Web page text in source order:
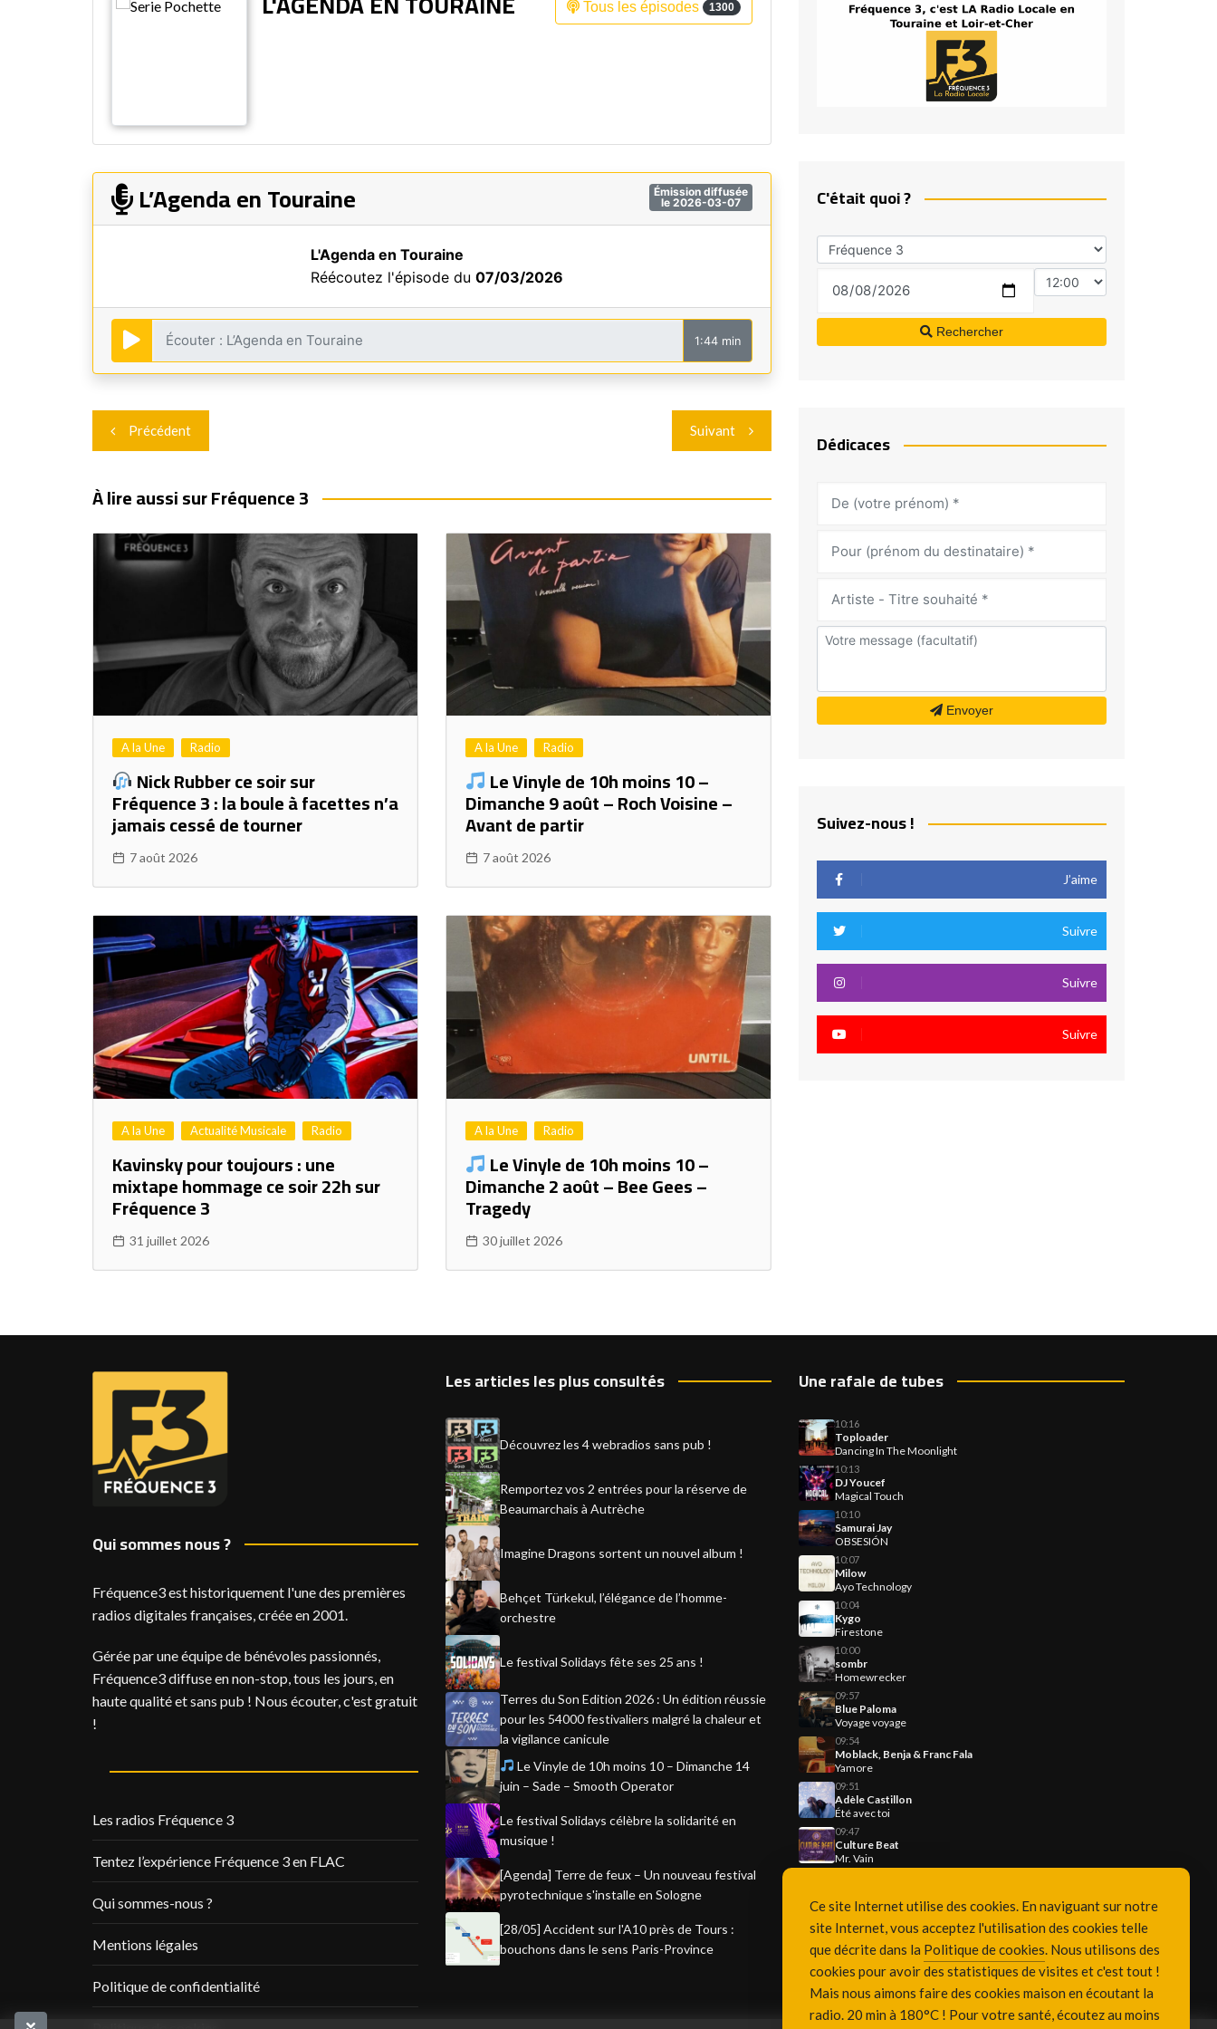
Fréquence 3 Urban
Tous les épisodes 1300
Émission diffusée
le 2026-03-07
L’Agenda en Touraine
L'Agenda en Touraine
Réécoutez l'épisode du 07/03/2026
1:44 min
Navigation
de
l’article
Précédent Suivant
À lire aussi sur Fréquence 3
A la Une Radio
Nick Rubber ce soir sur
Fréquence 3 : la boule à facettes n’a
jamais cessé de tourner
7 août 2026
A la Une Radio
Le Vinyle de 10h moins 10 –
Dimanche 9 août – Roch Voisine –
Avant de partir
7 août 2026
A la Une Actualité Musicale Radio
Kavinsky pour toujours : une
mixtape hommage ce soir 22h sur
Fréquence 3
31 juillet 2026
A la Une Radio
Le Vinyle de 10h moins 10 –
Dimanche 2 août – Bee Gees –
Tragedy
30 juillet 2026
C'était quoi ?
Rechercher
Dédicaces
Envoyer
Suivez-nous !
J’aime
Suivre
Suivre
Suivre
Qui sommes nous ?
Fréquence3 est historiquement l'une des premières
radios digitales françaises, créée en 2001.
Gérée par une équipe de bénévoles passionnés,
Fréquence3 diffuse en non-stop, tous les jours, en
haute qualité et sans pub ! Nous écouter, c'est gratuit
!
Les radios Fréquence 3
Tentez l’expérience Fréquence 3 en FLAC
Qui sommes-nous ?
Mentions légales
Politique de confidentialité
Les articles les plus consultés
Découvrez les 4 webradios sans pub !
Remportez vos 2 entrées pour la réserve de
Beaumarchais à Autrèche
Imagine Dragons sortent un nouvel album !
Behçet Türkekul, l’élégance de l’homme-
orchestre
Le festival Solidays fête ses 25 ans !
Terres du Son Edition 2026 : Un édition réussie
pour les 54000 festivaliers malgré la chaleur et
la vigilance canicule
Le Vinyle de 10h moins 10 – Dimanche 14
juin – Sade – Smooth Operator
Le festival Solidays célèbre la solidarité en
musique !
[Agenda] Terre de feux – Un nouveau festival
pyrotechnique s'installe en Sologne
[28/05] Accident sur l'A10 près de Tours :
bouchons dans le sens Paris-Province
Une rafale de tubes
10:16
Toploader
Dancing In The Moonlight
10:13
DJ Youcef
Magical Touch
10:10
Samurai Jay
OBSESIÓN
10:07
Milow
Ayo Technology
10:04
Kygo
Firestone
10:00
sombr
Homewrecker
09:57
Blue Paloma
Voyage voyage
09:54
Moblack, Benja & Franc Fala
Yamore
09:51
Adèle Castillon
Été avec toi
09:47
Culture Beat
Mr. Vain
Ce site Internet utilise des cookies. En naviguant sur notre
site Internet, vous acceptez l'utilisation des cookies telle
que décrite dans la Politique de cookies. Nous utilisons des
cookies pour avoir des statistiques de visites et c'est tout !
Mais nous aimons faire des cookies maison en écoutant la
radio. 20 min à 180°C ! Pour votre santé, écoutez au moins